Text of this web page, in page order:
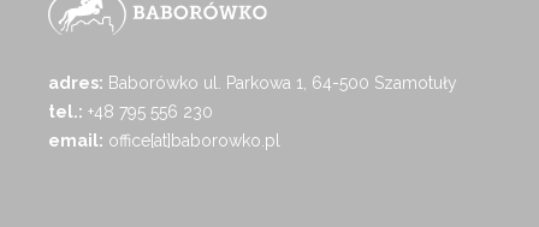
adres: Baborówko ul. Parkowa 1, 64-500 Szamotuły
tel.: +48 795 556 230
email: office[at]baborowko.pl